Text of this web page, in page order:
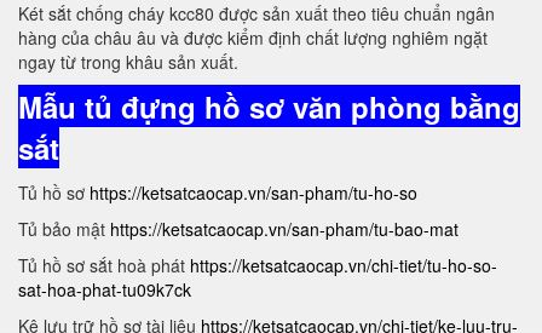
Két sắt chống cháy kcc80 được sản xuất theo tiêu chuẩn ngân
hàng của châu âu và được kiểm định chất lượng nghiêm ngặt
ngay từ trong khâu sản xuất.
Mẫu tủ đựng hồ sơ văn phòng bằng
sắt
Tủ hồ sơ https://ketsatcaocap.vn/san-pham/tu-ho-so
Tủ bảo mật https://ketsatcaocap.vn/san-pham/tu-bao-mat
Tủ hồ sơ sắt hoà phát https://ketsatcaocap.vn/chi-tiet/tu-ho-so-
sat-hoa-phat-tu09k7ck
Kệ lưu trữ hồ sơ tài liệu https://ketsatcaocap.vn/chi-tiet/ke-luu-tru-